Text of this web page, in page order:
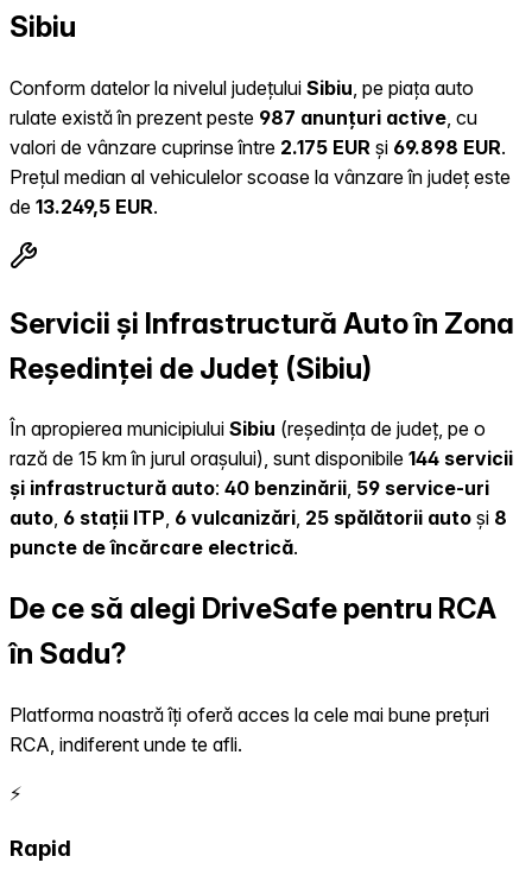
Sibiu
Conform datelor la nivelul județului Sibiu , pe piața auto
rulate există în prezent peste 987 anunțuri active , cu
valori de vânzare cuprinse între 2.175 EUR și 69.898 EUR.
Prețul median al vehiculelor scoase la vânzare în județ este
de 13.249,5 EUR.
Servicii și Infrastructură Auto în Zona
Reședinței de Județ (Sibiu)
În apropierea municipiului Sibiu (reședința de județ, pe o
rază de 15 km în jurul orașului), sunt disponibile 144 servicii
și infrastructură auto: 40 benzinării, 59 service-uri
auto, 6 stații ITP, 6 vulcanizări, 25 spălătorii auto și 8
puncte de încărcare electrică.
De ce să alegi DriveSafe pentru RCA
în Sadu?
Platforma noastră îți oferă acces la cele mai bune prețuri
RCA, indiferent unde te afli.
⚡
Rapid